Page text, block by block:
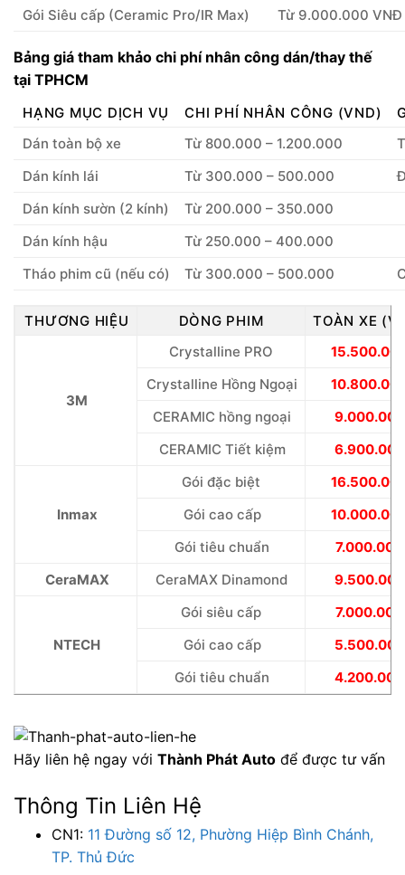
Gói Siêu cấp (Ceramic Pro/IR Max)
Từ 9.000.000 VNĐ
Bảng giá tham khảo chi phí nhân công dán/thay thế
tại TPHCM
HẠNG MỤC DỊCH VỤ CHI PHÍ NHÂN CÔNG (VND)
Dán toàn bộ xe
Từ 800.000 – 1.200.000
Dán kính lái
Từ 300.000 – 500.000
Dán kính sườn (2 kính)
Từ 200.000 – 350.000
Dán kính hậu
Từ 250.000 – 400.000
Tháo phim cũ (nếu có)
Từ 300.000 – 500.000
THƯƠNG HIỆU DÒNG PHIM TOÀN XE
3M
Crystalline PRO
Crystalline Hồng Ngoại
CERAMIC hồng ngoại
9.000.000
CERAMIC Tiết kiệm
6.900.000
Inmax
Gói đặc biệt
Gói cao cấp
Gói tiêu chuẩn
7.000.000
CeraMAX
CeraMAX Dinamond 9.500.000
NTECH
Gói siêu cấp
7.000.000
Gói cao cấp
5.500.000
Gói tiêu chuẩn
4.200.000
Hãy liên hệ ngay với Thành Phát Auto để được tư vấn
Thông Tin Liên Hệ
CN1: 11 Đường số 12, Phường Hiệp Bình Chánh,
TP. Thủ Đức